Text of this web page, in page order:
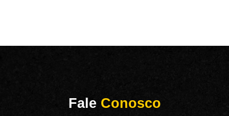
Fale Conosco